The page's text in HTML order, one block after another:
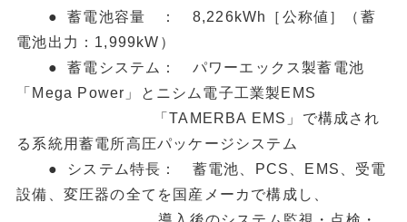
● 蓄電池容量 ： 8,226kWh［公称値］（蓄
電池出力：1,999kW）
● 蓄電システム： パワーエックス製蓄電池
「Mega Power」とニシム電子工業製EMS
「TAMERBA EMS」で構成され
る系統用蓄電所高圧パッケージシステム
● システム特長： 蓄電池、PCS、EMS、受電
設備、変圧器の全てを国産メーカで構成し、